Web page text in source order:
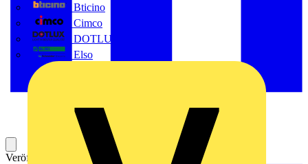
Bticino
Cimco
DOTLUX GmbH
Elso
Veröffentlicht: 20. November 2023 Kategorie: News